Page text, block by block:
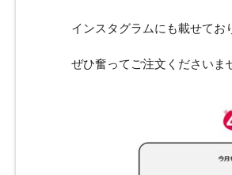
インスタグラムにも載せてお
ぜひ奮ってご注文くださいま